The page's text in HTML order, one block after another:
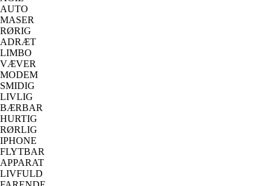
AUTO
MASER
RØRIG
ADRÆT
LIMBO
VÆVER
MODEM
SMIDIG
LIVLIG
BÆRBAR
HURTIG
RØRLIG
IPHONE
FLYTBAR
APPARAT
LIVFULD